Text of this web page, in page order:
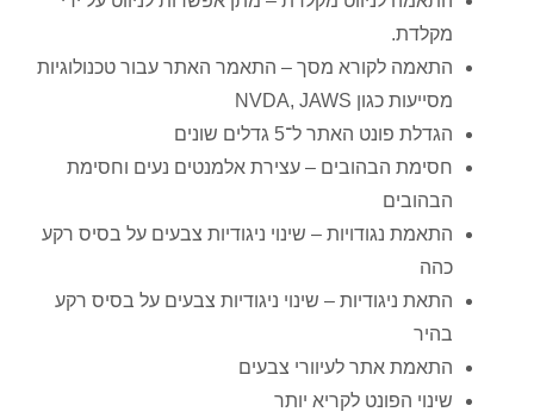
מקלדת.
התאמה לקורא מסך – התאמר האתר עבור טכנולוגיות
מסייעות כגון NVDA, JAWS
הגדלת פונט האתר ל־5 גדלים שונים
חסימת הבהובים – עצירת אלמנטים נעים וחסימת
הבהובים
התאמת נגודויות – שינוי ניגודיות צבעים על בסיס רקע
כהה
התאת ניגודיות – שינוי ניגודיות צבעים על בסיס רקע
בהיר
התאמת אתר לעיוורי צבעים
שינוי הפונט לקריא יותר